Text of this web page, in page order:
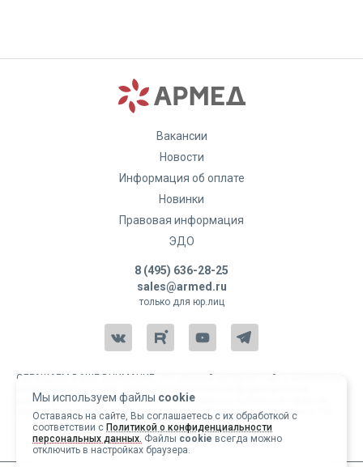
Мы используем файлы cookie
Оставаясь на сайте, Вы соглашаетесь с их обработкой с
соответствии с Политикой о конфиденциальности
персональных данных. Файлы cookie всегда можно
отключить в настройках браузера.
Вакансии
Новости
Информация об оплате
Новинки
Правовая информация
ЭДО
8 (495) 636-28-25
sales@armed.ru
только для юр.лиц
ОБРАЩАЕМ ВАШЕ ВНИМАНИЕ, что данный интернет-сайт и материалы,
характер и ни при каких условиях не являются публичной офертой,
определяемой положениями статьи 437 Гражданского кодекса РФ.
Copyright 2004-2026 © Армед